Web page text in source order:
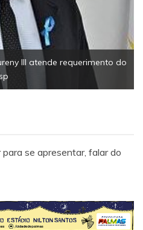
III atende requerimento do
se apresentar, falar do